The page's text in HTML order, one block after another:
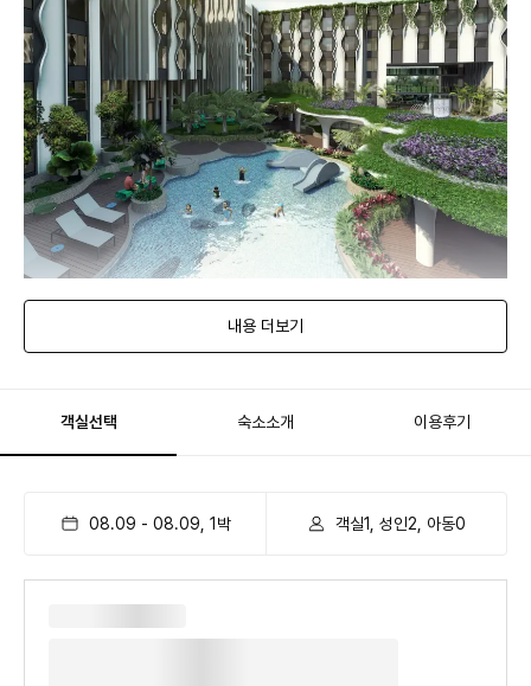
내용 더보기
객실선택 숙소소개 이용후기
08.09 - 08.09 1 박 객실1, 성인2, 아동0